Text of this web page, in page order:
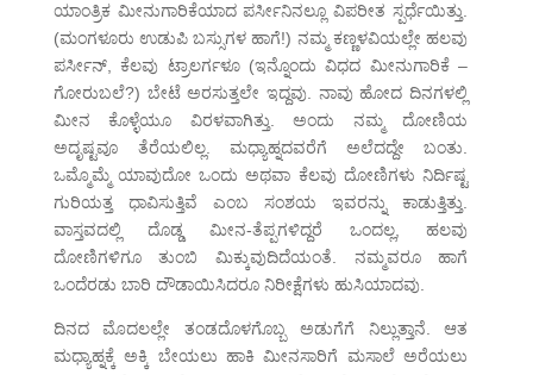
ಯಾಂತ್ರಿಕ ಮೀನುಗಾರಿಕೆಯಾದ ಪರ್ಸೀನಿನಲ್ಲೂ ವಿಪರೀತ ಸ್ಪರ್ಧೆಯಿತ್ತು.
(ಮಂಗಳೂರು ಉಡುಪಿ ಬಸ್ಸುಗಳ ಹಾಗೆ!) ನಮ್ಮ ಕಣ್ಣಳವಿಯಲ್ಲೇ ಹಲವು
ಪರ್ಸೀನ್, ಕೆಲವು ಟ್ರಾಲರ್ಗಳೂ (ಇನ್ನೊಂದು ವಿಧದ ಮೀನುಗಾರಿಕೆ –
ಗೋರುಬಲೆ?) ಬೇಟೆ ಅರಸುತ್ತಲೇ ಇದ್ದವು. ನಾವು ಹೋದ ದಿನಗಳಲ್ಲಿ
ಮೀನ ಕೊಳ್ಳೆಯೂ ವಿರಳವಾಗಿತ್ತು. ಅಂದು ನಮ್ಮ ದೋಣಿಯ
ಅದೃಷ್ಟವೂ ತೆರೆಯಲಿಲ್ಲ. ಮಧ್ಯಾಹ್ನದವರೆಗೆ ಅಲೆದದ್ದೇ ಬಂತು.
ಒಮ್ಮೊಮ್ಮೆ ಯಾವುದೋ ಒಂದು ಅಥವಾ ಕೆಲವು ದೋಣಿಗಳು ನಿರ್ದಿಷ್ಟ
ಗುರಿಯತ್ತ ಧಾವಿಸುತ್ತಿವೆ ಎಂಬ ಸಂಶಯ ಇವರನ್ನು ಕಾಡುತ್ತಿತ್ತು.
ವಾಸ್ತವದಲ್ಲಿ ದೊಡ್ಡ ಮೀನ-ತೆಪ್ಪಗಳಿದ್ದರೆ ಒಂದಲ್ಲ, ಹಲವು
ದೋಣಿಗಳಿಗೂ ತುಂಬಿ ಮಿಕ್ಕುವುದಿದೆಯಂತೆ. ನಮ್ಮವರೂ ಹಾಗೆ
ಒಂದೆರಡು ಬಾರಿ ದೌಡಾಯಿಸಿದರೂ ನಿರೀಕ್ಷೆಗಳು ಹುಸಿಯಾದವು.
ದಿನದ ಮೊದಲಲ್ಲೇ ತಂಡದೊಳಗೊಬ್ಬ ಅಡುಗೆಗೆ ನಿಲ್ಲುತ್ತಾನೆ. ಆತ
ಮಧ್ಯಾಹ್ನಕ್ಕೆ ಅಕ್ಕಿ ಬೇಯಲು ಹಾಕಿ ಮೀನಸಾರಿಗೆ ಮಸಾಲೆ ಅರೆಯಲು